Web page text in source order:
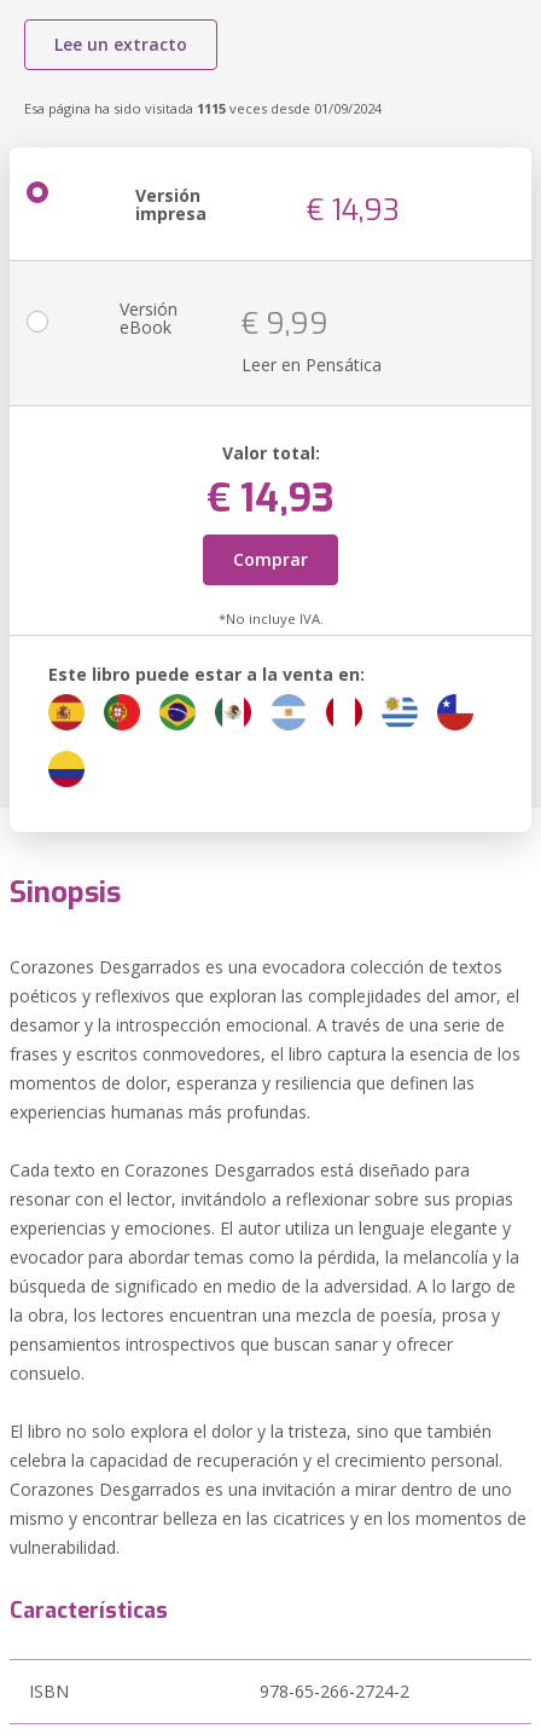
Lee un extracto
Esa página ha sido visitada 1115 veces desde 01/09/2024
Versión
impresa € 14,93
Versión
eBook € 9,99
Leer en Pensática
Valor total:
€ 14,93
Comprar
*No incluye IVA.
Este libro puede estar a la venta en:
Sinopsis
Corazones Desgarrados es una evocadora colección de textos
poéticos y reflexivos que exploran las complejidades del amor, el
desamor y la introspección emocional. A través de una serie de
frases y escritos conmovedores, el libro captura la esencia de los
momentos de dolor, esperanza y resiliencia que definen las
experiencias humanas más profundas.
Cada texto en Corazones Desgarrados está diseñado para
resonar con el lector, invitándolo a reflexionar sobre sus propias
experiencias y emociones. El autor utiliza un lenguaje elegante y
evocador para abordar temas como la pérdida, la melancolía y la
búsqueda de significado en medio de la adversidad. A lo largo de
la obra, los lectores encuentran una mezcla de poesía, prosa y
pensamientos introspectivos que buscan sanar y ofrecer
consuelo.
El libro no solo explora el dolor y la tristeza, sino que también
celebra la capacidad de recuperación y el crecimiento personal.
Corazones Desgarrados es una invitación a mirar dentro de uno
mismo y encontrar belleza en las cicatrices y en los momentos de
vulnerabilidad.
Características
ISBN 978-65-266-2724-2